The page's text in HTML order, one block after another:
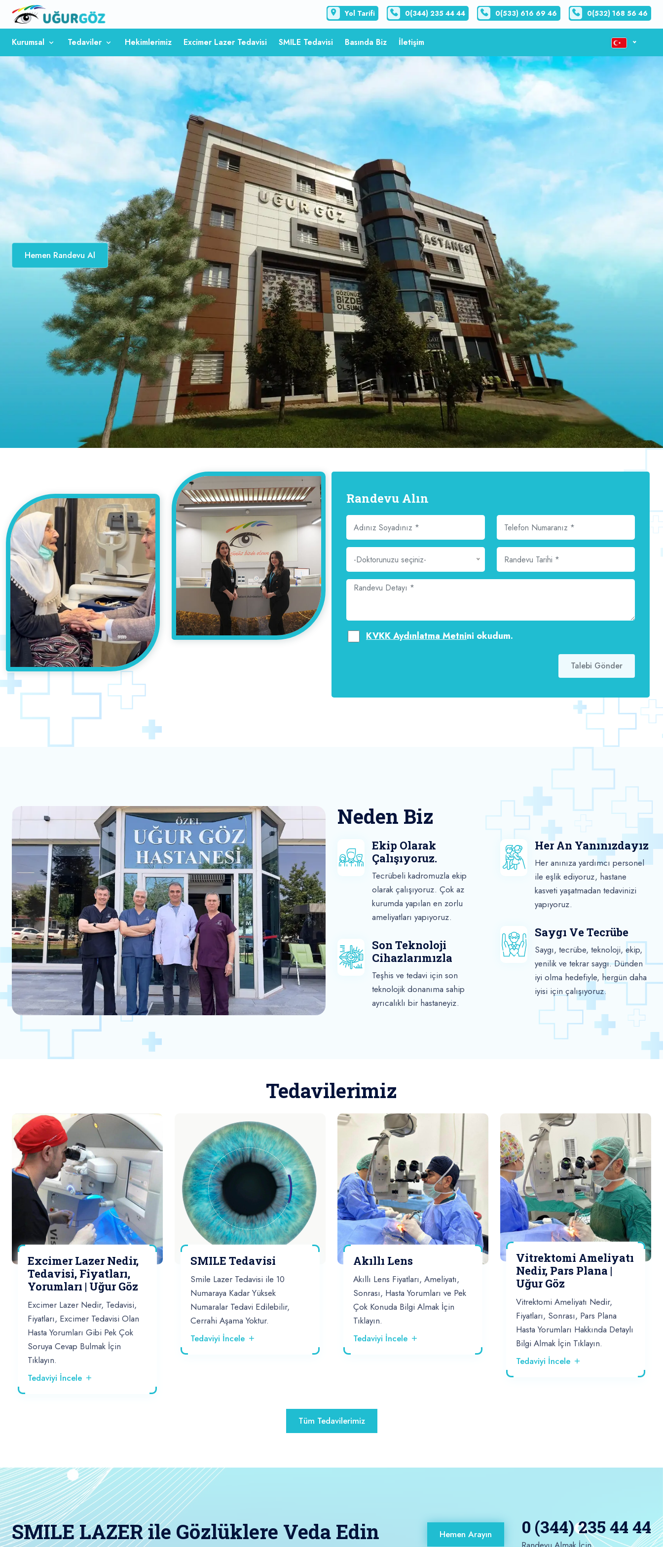
Yol Tarifi 0(344) 235 44 44 0(533) 616 69 46 0(532) 168 56 46
Kurumsal Tedaviler Hekimlerimiz Excimer Lazer Tedavisi SMILE Tedavisi Basında Biz İletişim
Hemen Randevu Al
Randevu Alın
-Doktorunuzu seçiniz-
KVKK Aydınlatma Metnini okudum.
Talebi Gönder
Neden Biz
Ekip Olarak
Çalışıyoruz.
Tecrübeli kadromuzla ekip
olarak çalışıyoruz. Çok az
kurumda yapılan en zorlu
ameliyatları yapıyoruz.
Son Teknoloji
Cihazlarımızla
Teşhis ve tedavi için son
teknolojik donanıma sahip
ayrıcalıklı bir hastaneyiz.
Her An Yanınızdayız
Her anınıza yardımcı personel
ile eşlik ediyoruz, hastane
kasveti yaşatmadan tedavinizi
yapıyoruz.
Saygı Ve Tecrübe
Saygı, tecrübe, teknoloji, ekip,
yenilik ve tekrar saygı. Dünden
iyi olma hedefiyle, hergün daha
iyisi için çalışıyoruz.
Tedavilerimiz
Excimer Lazer Nedir,
Tedavisi, Fiyatları,
Yorumları | Uğur Göz
Excimer Lazer Nedir, Tedavisi,
Fiyatları, Excimer Tedavisi Olan
Hasta Yorumları Gibi Pek Çok
Soruya Cevap Bulmak İçin
Tıklayın.
Tedaviyi İncele
SMILE Tedavisi
Smile Lazer Tedavisi ile 10
Numaraya Kadar Yüksek
Numaralar Tedavi Edilebilir,
Cerrahi Aşama Yoktur.
Tedaviyi İncele
Akıllı Lens
Akıllı Lens Fiyatları, Ameliyatı,
Sonrası, Hasta Yorumları ve Pek
Çok Konuda Bilgi Almak İçin
Tıklayın.
Tedaviyi İncele
Vitrektomi Ameliyatı
Nedir, Pars Plana |
Uğur Göz
Vitrektomi Ameliyatı Nedir,
Fiyatları, Sonrası, Pars Plana
Hasta Yorumları Hakkında Detaylı
Bilgi Almak İçin Tıklayın.
Tedaviyi İncele
Tüm Tedavilerimiz
SMILE LAZER ile Gözlüklere Veda Edin Hemen Arayın 0 (344) 235 44 44